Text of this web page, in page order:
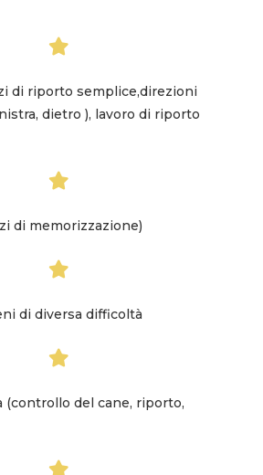
di riporto semplice,direzioni
dietro ), lavoro di riporto
di memorizzazione)
di diversa difficoltà
(controllo del cane, riporto,